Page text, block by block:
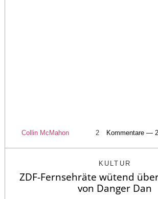
Collin McMahon 2 Kommentare —
KULTUR
ZDF-Fernsehräte wütend
von Danger Dan